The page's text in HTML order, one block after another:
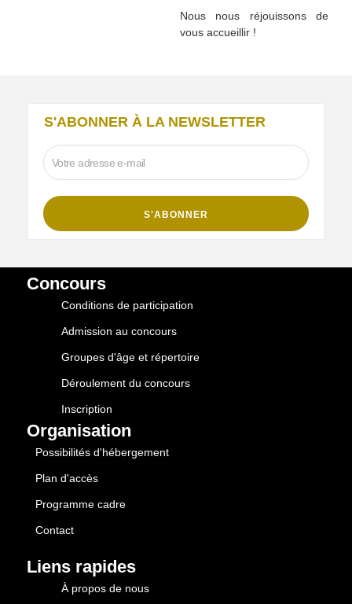
Nous nous réjouissons de
vous accueillir !
S'ABONNER À LA NEWSLETTER
Concours
Conditions de participation
Admission au concours
Groupes d'âge et répertoire
Déroulement du concours
Inscription
Organisation
Possibilités d'hébergement
Plan d'accès
Programme cadre
Contact
Liens rapides
À propos de nous